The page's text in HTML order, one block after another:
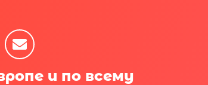
и по всему